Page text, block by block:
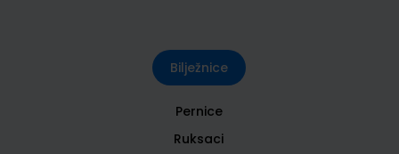
Bilježnice
Pernice
Ruksaci